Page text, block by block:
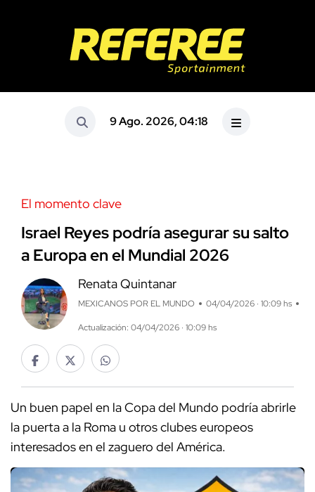
9 Ago. 2026, 04:18
El momento clave
Israel Reyes podría asegurar su salto
a Europa en el Mundial 2026
Renata Quintanar
MEXICANOS POR EL MUNDO 04/04/2026 · 10:09 hs
Actualización: 04/04/2026 · 10:09 hs
Un buen papel en la Copa del Mundo podría abrirle
la puerta a la Roma u otros clubes europeos
interesados en el zaguero del América.